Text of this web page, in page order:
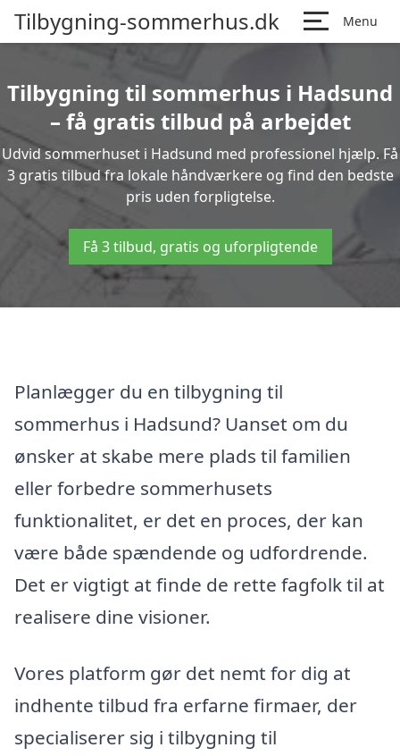
Tilbygning-sommerhus.dk Menu
Tilbygning til sommerhus i Hadsund
– få gratis tilbud på arbejdet
Udvid sommerhuset i Hadsund med professionel hjælp. Få
3 gratis tilbud fra lokale håndværkere og find den bedste
pris uden forpligtelse.
Få 3 tilbud, gratis og uforpligtende
Planlægger du en tilbygning til
sommerhus i Hadsund? Uanset om du
ønsker at skabe mere plads til familien
eller forbedre sommerhusets
funktionalitet, er det en proces, der kan
være både spændende og udfordrende.
Det er vigtigt at finde de rette fagfolk til at
realisere dine visioner.
Vores platform gør det nemt for dig at
indhente tilbud fra erfarne firmaer, der
specialiserer sig i tilbygning til